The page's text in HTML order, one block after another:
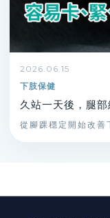
2026.06.15
下肢保健
久站一天後，腿
從腳踝穩定開始改善